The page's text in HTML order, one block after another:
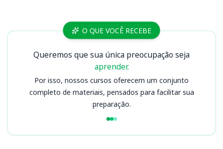
Cursos O QUE VOCÊ RECEBE
Queremos que sua única preocupação seja
aprender.
Por isso, nossos cursos oferecem um conjunto
completo de materiais, pensados para facilitar sua
preparação.